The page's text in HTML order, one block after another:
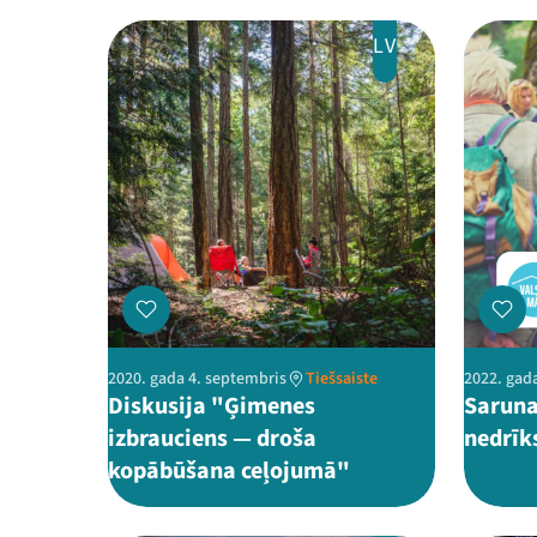
LV
2020. gada 4. septembris Tiešsaiste
Diskusija "Ģimenes
izbrauciens — droša
kopābūšana ceļojumā"
2022.